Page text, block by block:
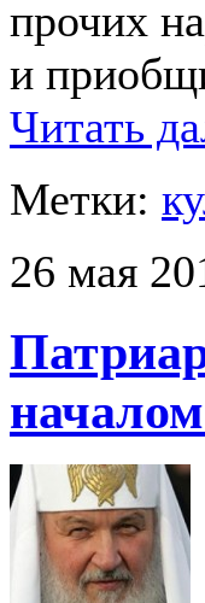
прочих
и
Читать
Метки:
26 мая